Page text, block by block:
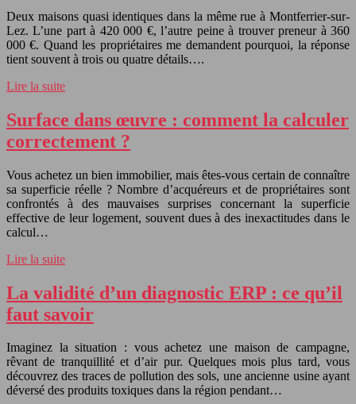
Deux maisons quasi identiques dans la même rue à Montferrier-sur-
Lez. L’une part à 420 000 €, l’autre peine à trouver preneur à 360
000 €. Quand les propriétaires me demandent pourquoi, la réponse
tient souvent à trois ou quatre détails….
Lire la suite
Surface dans œuvre : comment la calculer
correctement ?
Vous achetez un bien immobilier, mais êtes-vous certain de connaître
sa superficie réelle ? Nombre d’acquéreurs et de propriétaires sont
confrontés à des mauvaises surprises concernant la superficie
effective de leur logement, souvent dues à des inexactitudes dans le
calcul…
Lire la suite
La validité d’un diagnostic ERP : ce qu’il
faut savoir
Imaginez la situation : vous achetez une maison de campagne,
rêvant de tranquillité et d’air pur. Quelques mois plus tard, vous
découvrez des traces de pollution des sols, une ancienne usine ayant
déversé des produits toxiques dans la région pendant…